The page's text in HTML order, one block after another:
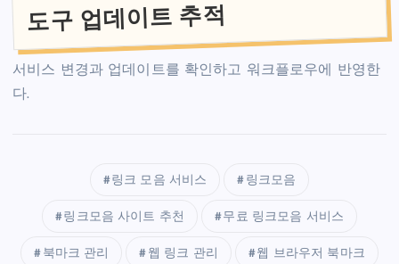
도구 업데이트 추적
서비스 변경과 업데이트를 확인하고 워크플로우에 반영한
다.
링크 모음 서비스 링크모음
링크모음 사이트 추천 무료 링크모음 서비스
북마크 관리 웹 링크 관리 웹 브라우저 북마크